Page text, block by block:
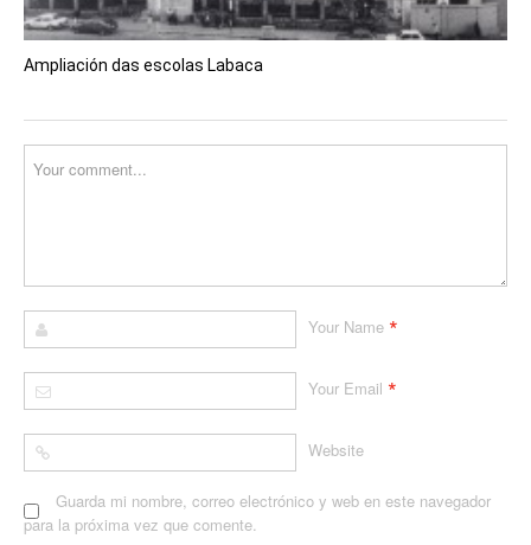
Ampliación das escolas Labaca
Your Name *
Your Email *
Website
Guarda mi nombre, correo electrónico y web en este navegador
para la próxima vez que comente.